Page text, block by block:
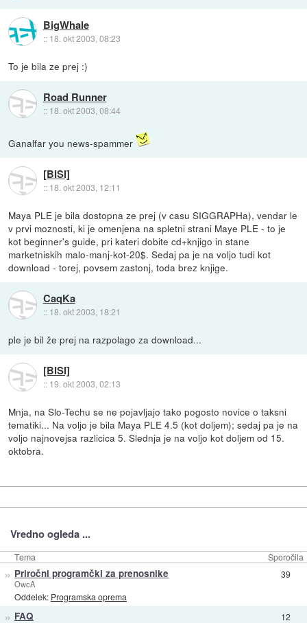
BigWhale
:: 18. okt 2003, 08:23
To je bila ze prej :)
Road Runner
:: 18. okt 2003, 08:44
Ganalfar you news-spammer
[BISI]
:: 18. okt 2003, 12:11
Maya PLE je bila dostopna ze prej (v casu SIGGRAPHa), vendar le
v prvi moznosti, ki je omenjena na spletni strani Maye PLE - to je
kot beginner's guide, pri kateri dobite cd+knjigo in stane
marketniskih malo-manj-kot-20$. Sedaj pa je na voljo tudi kot
download - torej, povsem zastonj, toda brez knjige.
CaqKa
:: 18. okt 2003, 18:21
ple je bil že prej na razpolago za download...
[BISI]
:: 19. okt 2003, 02:13
Mnja, na Slo-Techu se ne pojavljajo tako pogosto novice o taksni
tematiki... Na voljo je bila Maya PLE 4.5 (kot doljem); sedaj pa je na
voljo najnovejsa razlicica 5. Slednja je na voljo kot doljem od 15.
oktobra.
Vredno ogleda ...
Tema Sporočila
» Priročni programčki za prenosnike
OwcA
Oddelek: Programska oprema
39
» FAQ 12